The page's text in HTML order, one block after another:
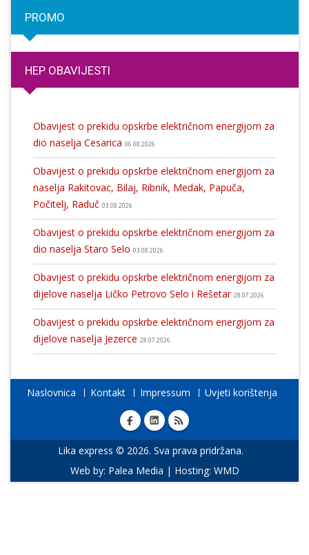
PROMO
HEP OBAVIJESTI
Obavijest o prekidu opskrbe električnom energijom za
dio naselja Cesarica 06.08.2026
Obavijest o prekidu opskrbe električnom energijom za
naselja Rakitovac, Bilaj, Ribnik, Medak, Papuča,
Počitelj, Raduč 03.08.2026
Obavijest o prekidu opskrbe električnom energijom za
dio naselja Staro Selo 03.08.2026
Obavijest o prekidu opskrbe električnom energijom za
dijelove naselja Ličko Petrovo Selo i Rešetar 28.07.2026
Obavijest o prekidu opskrbe električnom energijom za
dijelove naselja Jezerce 28.07.2026
Naslovnica Kontakt Impressum Uvjeti korištenja
Lika express © 2026. Sva prava pridržana.
Web by: Palea Media | Hosting: WMD